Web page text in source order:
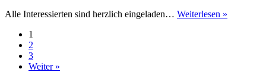
Alle Interessierten sind herzlich eingeladen… Weiterlesen »
1
2
3
Weiter »